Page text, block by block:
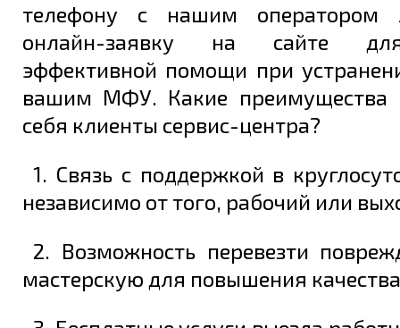
телефону с нашим оператором
онлайн-заявку на сайте
эффективной помощи при
вашим МФУ. Какие преимущества
себя клиенты сервис-центра?
1. Связь с поддержкой в
независимо от того, рабочий или
2. Возможность перевезти
мастерскую для повышения